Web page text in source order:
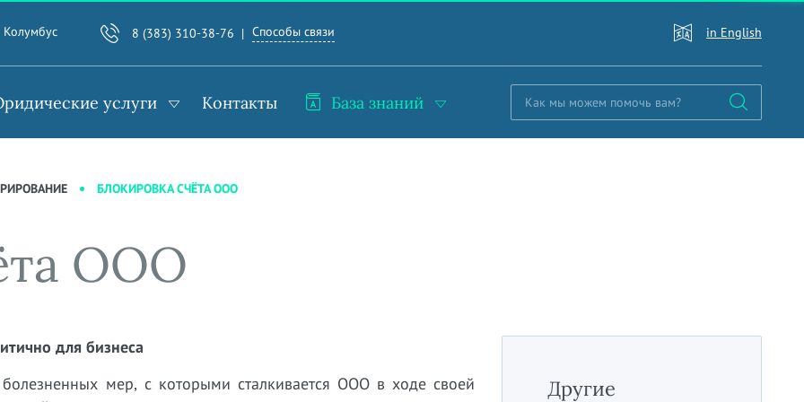
Колумбус 8 (383) 310-38-76 Способы связи in English
услуги Контакты База знаний
БЛОКИРОВКА СЧЁТА ООО
ООО
для бизнеса
мер, с которыми сталкивается ООО в ходе своей
Другие